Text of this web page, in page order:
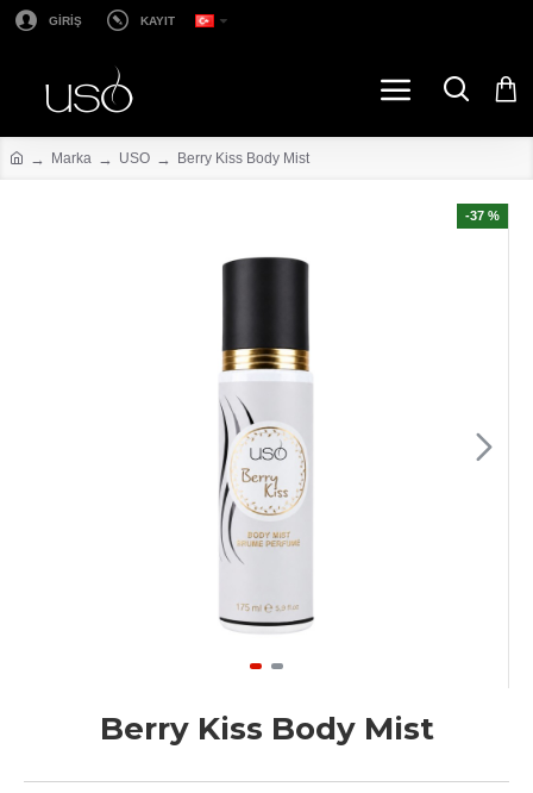
GİRİŞ KAYIT
Marka USO Berry Kiss Body Mist
-37 %
Berry Kiss Body Mist